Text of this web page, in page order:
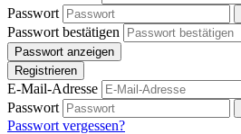
Passwort
Passwort bestätigen
Passwort anzeigen
Registrieren
E-Mail-Adresse
Passwort
Passwort vergessen?